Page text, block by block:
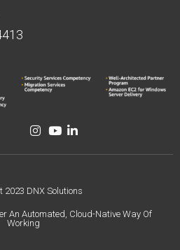
2023 DNX Solutions
An Automated, Cloud-Native Way Of
Working